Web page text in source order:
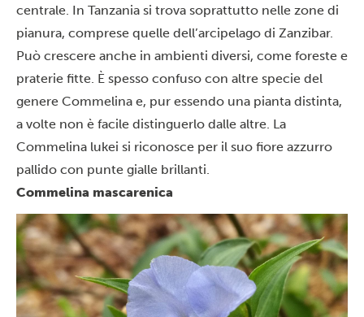
centrale. In Tanzania si trova soprattutto nelle zone di
pianura, comprese quelle dell’arcipelago di Zanzibar.
Può crescere anche in ambienti diversi, come foreste e
praterie fitte. È spesso confuso con altre specie del
genere Commelina e, pur essendo una pianta distinta,
a volte non è facile distinguerlo dalle altre. La
Commelina lukei si riconosce per il suo fiore azzurro
pallido con punte gialle brillanti.
Commelina mascarenica